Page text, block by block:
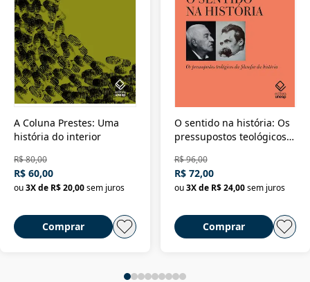
A Coluna Prestes: Uma
história do interior
R$ 80,00
R$ 60,00
ou3X de R$ 20,00sem juros
Comprar
O sentido na história: Os
pressupostos teológicos
R$ 96,00
R$ 72,00
ou 3X de R$ 24,00 sem juros
Comprar